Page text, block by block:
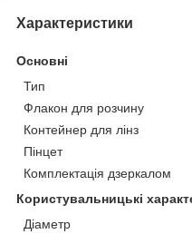
Характеристики
Основні
Тип
Флакон для розчину
Контейнер для лінз
Пінцет
Комплектація дзеркалом
Користувальницькі
Діаметр